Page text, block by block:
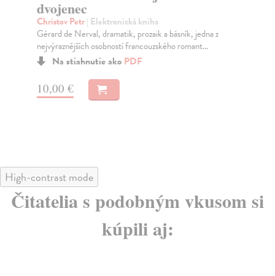
dvojenec
Christov Petr| Elektronická kniha
Gérard de Nerval, dramatik, prozaik a básník, jedna z
nejvýraznějších osobností francouzského romant...
Na stiahnutie ako PDF
10,00 €
High-contrast mode
Čitatelia s podobným vkusom si
kúpili aj: